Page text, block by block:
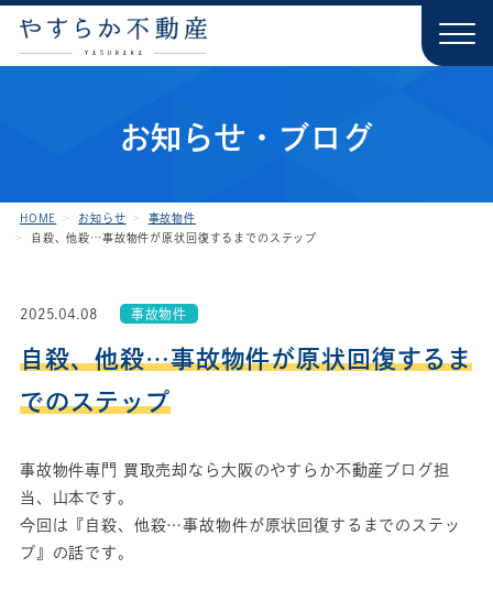
お知らせ・ブログ
HOME お知らせ
事故物件
自殺、他殺…事故物件が原状回復するまでのステップ
2025.04.08 事故物件
自殺、他殺…事故物件が原状回復するま
でのステップ
事故物件専門 買取売却なら大阪のやすらか不動産ブログ担
当、山本です。
今回は『自殺、他殺…事故物件が原状回復するまでのステッ
プ』の話です。